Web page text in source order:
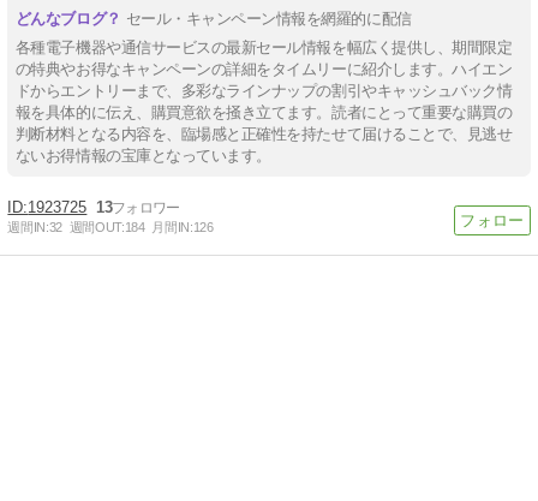
セール・キャンペーン情報を網羅的に配信
各種電子機器や通信サービスの最新セール情報を幅広く提供し、期間限定
の特典やお得なキャンペーンの詳細をタイムリーに紹介します。ハイエン
ドからエントリーまで、多彩なラインナップの割引やキャッシュバック情
報を具体的に伝え、購買意欲を掻き立てます。読者にとって重要な購買の
判断材料となる内容を、臨場感と正確性を持たせて届けることで、見逃せ
ないお得情報の宝庫となっています。
1923725 13
週間IN:32 週間OUT:184 月間IN:126